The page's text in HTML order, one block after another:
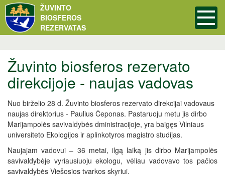
ŽUVINTO
BIOSFEROS
REZERVATAS
Žuvinto biosferos rezervato
direkcijoje - naujas vadovas
Nuo birželio 28 d. Žuvinto biosferos rezervato direkcijai vadovaus
naujas direktorius - Paulius Čeponas. Pastaruoju metu jis dirbo
Marijampolės savivaldybės dministracijoje, yra baigęs Vilniaus
universiteto Ekologijos ir aplinkotyros magistro studijas.
Naujajam vadovui – 36 metai, ilgą laiką jis dirbo Marijampolės
savivaldybėje vyriausiuoju ekologu, vėliau vadovavo tos pačios
savivaldybės Viešosios tvarkos skyriui.